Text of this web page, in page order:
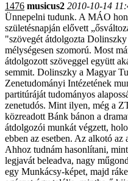
1476 musicus2 2010-10-14
Ünnepelni tudunk. A MÁO
születésnapján elővett
"szövegét átdolgozta
mélységesen szomorú. Most
átdolgozott szöveggel együtt
semmit. Dolinszky a Magyar
Zenetudományi Intézetének
partitúráját tudományos
zenetudós. Mint ilyen, még a
közreadott Bánk bánon a
átdolgozói munkát végzett,
ebben az esetben. Az alkotó
Ahhoz tudnám hasonlítani,
legjavát beleadva, nagy
egy Munkácsy-képet, majd